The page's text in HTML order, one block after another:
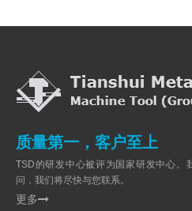
用户所在国家/地区（USD100 /人·
用不算
包含在报价中。此条款将在合同中
首先建议仔细阅读操作手册，然后
请感到
免费与卖家联系。
如果用户坚持要在使用工厂提供技
质量第一，客户至上
TSD的研发中心被评为国家研发中心。
问，我们将尽快与您联系。
更多